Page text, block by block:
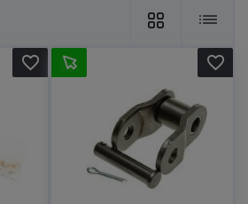
favorite_border favorite_border